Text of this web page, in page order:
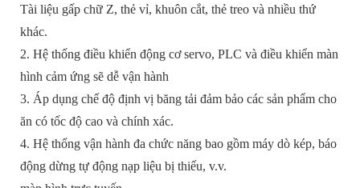
Tài liệu gấp chữ Z, thẻ vỉ, khuôn cắt, thẻ treo và nhiều thứ
khác.
2. Hệ thống điều khiển động cơ servo, PLC và điều khiển màn
hình cảm ứng sẽ dễ vận hành
3. Áp dụng chế độ định vị băng tải đảm bảo các sản phẩm cho
ăn có tốc độ cao và chính xác.
4. Hệ thống vận hành đa chức năng bao gồm máy dò kép, báo
động dừng tự động nạp liệu bị thiếu, v.v.